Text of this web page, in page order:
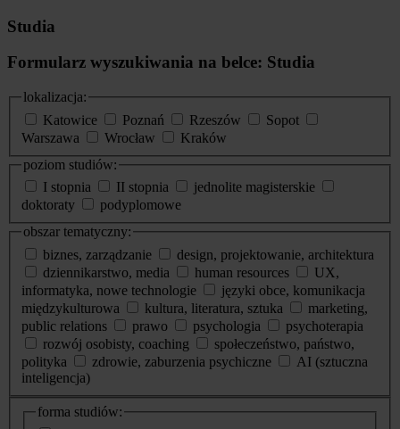
Studia
Formularz wyszukiwania na belce: Studia
lokalizacja:
Katowice
Poznań Rzeszów
Sopot
Warszawa
Wrocław
Kraków
poziom studiów:
I stopnia
II stopnia
jednolite magisterskie
doktoraty
podyplomowe
obszar tematyczny:
biznes, zarządzanie
design, projektowanie, architektura
dziennikarstwo, media
human resources
UX,
informatyka, nowe technologie
języki obce, komunikacja
międzykulturowa
kultura, literatura, sztuka
marketing,
public relations
prawo psychologia
psychoterapia
rozwój osobisty, coaching
społeczeństwo, państwo,
polityka
zdrowie, zaburzenia psychiczne
AI (sztuczna
inteligencja)
dodatkowe
forma studiów: